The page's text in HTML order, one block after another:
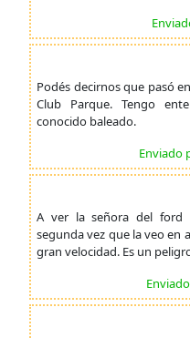
Podés decirnos que pasó
Club Parque. Tengo
conocido baleado.
Enviado
A ver la señora del ford
segunda vez que la veo en
gran velocidad. Es un